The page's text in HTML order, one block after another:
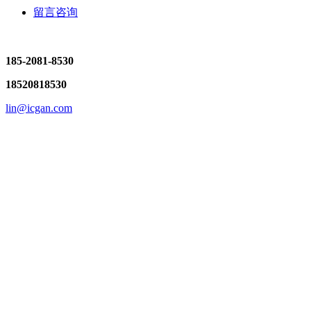
留言咨询
185-2081-8530
18520818530
lin@icgan.com